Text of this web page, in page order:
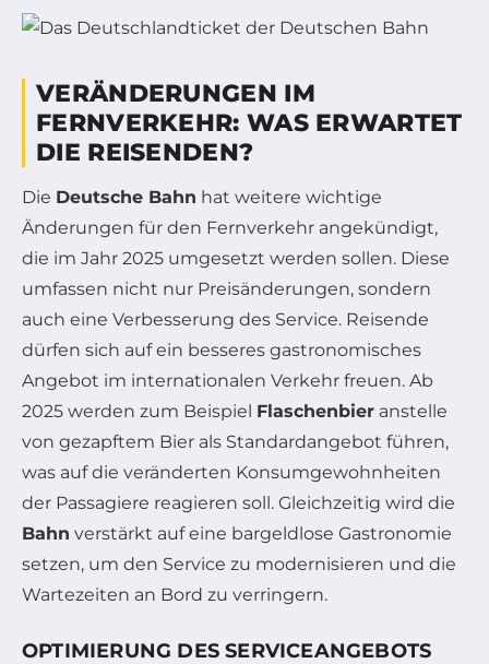
VERÄNDERUNGEN IM
FERNVERKEHR: WAS ERWARTET
DIE REISENDEN?
Die Deutsche Bahn hat weitere wichtige
Änderungen für den Fernverkehr angekündigt,
die im Jahr 2025 umgesetzt werden sollen. Diese
umfassen nicht nur Preisänderungen, sondern
auch eine Verbesserung des Service. Reisende
dürfen sich auf ein besseres gastronomisches
Angebot im internationalen Verkehr freuen. Ab
2025 werden zum Beispiel Flaschenbier anstelle
von gezapftem Bier als Standardangebot führen,
was auf die veränderten Konsumgewohnheiten
der Passagiere reagieren soll. Gleichzeitig wird die
Bahn verstärkt auf eine bargeldlose Gastronomie
setzen, um den Service zu modernisieren und die
Wartezeiten an Bord zu verringern.
OPTIMIERUNG DES SERVICEANGEBOTS